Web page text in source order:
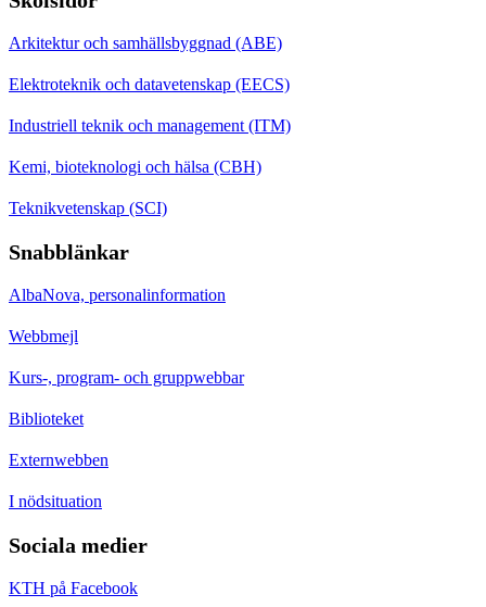
Arkitektur och samhällsbyggnad (ABE)
Elektroteknik och datavetenskap (EECS)
Industriell teknik och management (ITM)
Kemi, bioteknologi och hälsa (CBH)
Teknikvetenskap (SCI)
Snabblänkar
AlbaNova, personalinformation
Webbmejl
Kurs-, program- och gruppwebbar
Biblioteket
Externwebben
I nödsituation
Sociala medier
KTH på Facebook